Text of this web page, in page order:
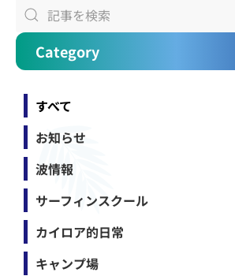
Category
すべて
お知らせ
波情報
サーフィンスクール
カイロア的日常
キャンプ場